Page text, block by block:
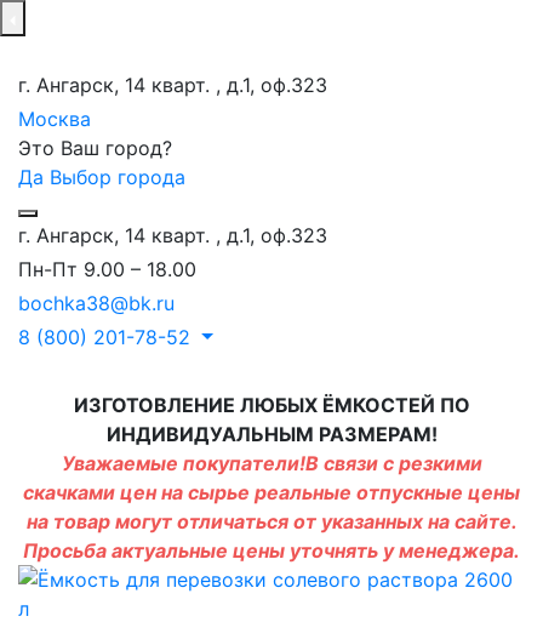
г. Ангарск, 14 кварт. , д.1, оф.323
Москва
Это Ваш город?
Да Выбор города
г. Ангарск, 14 кварт. , д.1, оф.323
Пн-Пт 9.00 – 18.00
bochka38@bk.ru
8 (800) 201-78-52
ИЗГОТОВЛЕНИЕ ЛЮБЫХ ЁМКОСТЕЙ ПО
ИНДИВИДУАЛЬНЫМ РАЗМЕРАМ!
Уважаемые покупатели!В связи с резкими
скачками цен на сырье реальные отпускные цены
на товар могут отличаться от указанных на сайте.
Просьба актуальные цены уточнять у менеджера.